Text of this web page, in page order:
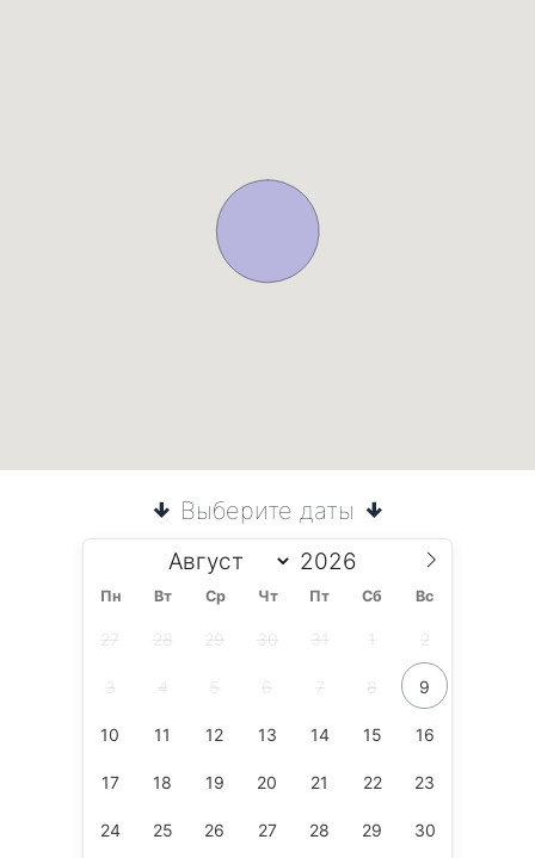
Выберите даты
Пн Вт Ср Чт Пт Сб Вс
27 28 29 30 31 1 2
3 4 5 6 7 8 9
10 11 12 13 14 15 16
17 18 19 20 21 22 23
24 25 26 27 28 29 30